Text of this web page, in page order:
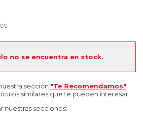
no se encuentra en stock.
sección "Te Recomendamos"
similares que te pueden interesar.
nuestras secciones: